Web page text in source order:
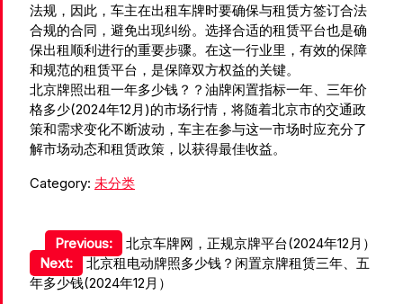
法规，因此，车主在出租车牌时要确保与租赁方签订合法
合规的合同，避免出现纠纷。选择合适的租赁平台也是确
保出租顺利进行的重要步骤。在这一行业里，有效的保障
和规范的租赁平台，是保障双方权益的关键。
北京牌照出租一年多少钱？？油牌闲置指标一年、三年价
格多少(2024年12月)的市场行情，将随着北京市的交通政
策和需求变化不断波动，车主在参与这一市场时应充分了
解市场动态和租赁政策，以获得最佳收益。
Category: 未分类
文
章
Previous:
北京车牌网，正规京牌平台(2024年12月）
Next:
北京租电动牌照多少钱？闲置京牌租赁三年、五
年多少钱(2024年12月）